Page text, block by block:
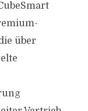
über